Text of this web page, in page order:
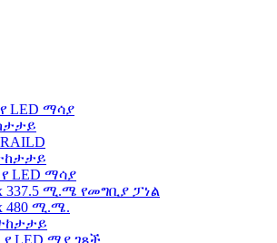
LED ማሳያ
LED ማሳያ
337.5 ሚ.ሜ የመግቢያ ፓነል
480 ሚ.ሜ.
LED ማያ ገጾች